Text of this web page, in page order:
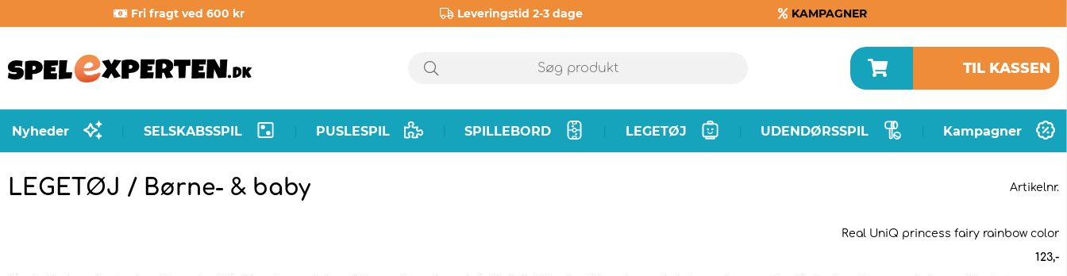
Fri fragt ved 600 kr Leveringstid 2-3 dage KAMPAGNER
TIL KASSEN
Nyheder SELSKABSSPIL PUSLESPIL SPILLEBORD LEGETØJ UDENDØRSSPIL Kampagner
LEGETØJ / Børne- & baby Artikelnr.
Real UniQ princess fairy rainbow color
123,-